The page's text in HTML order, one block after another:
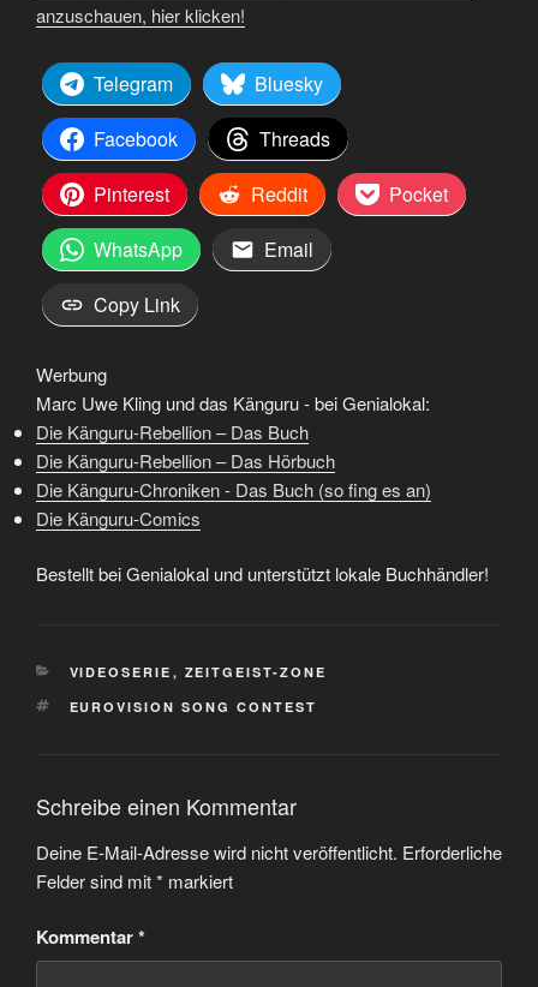
anzuschauen, hier klicken!
Telegram
Bluesky
Facebook
Threads
Pinterest
Reddit
Pocket
WhatsApp
Email
Copy Link
Werbung
Marc Uwe Kling und das Känguru - bei Genialokal:
Die Känguru-Rebellion – Das Buch
Die Känguru-Rebellion – Das Hörbuch
Die Känguru-Chroniken - Das Buch (so fing es an)
Die Känguru-Comics
Bestellt bei Genialokal und unterstützt lokale Buchhändler!
KATEGORIEN
VIDEOSERIE , ZEITGEIST-ZONE
SCHLAGWÖRTER
EUROVISION SONG CONTEST
Schreibe einen Kommentar
Deine E-Mail-Adresse wird nicht veröffentlicht. Erforderliche
Felder sind mit* markiert
Kommentar*